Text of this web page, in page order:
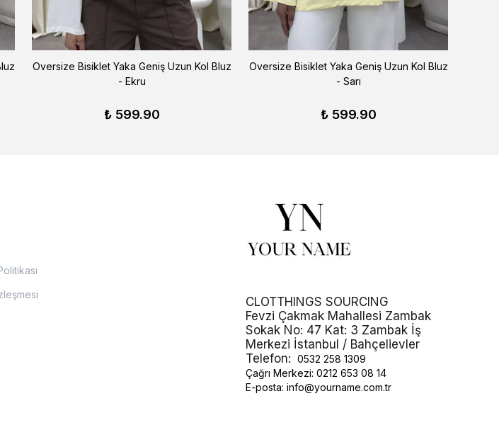
Oversize Bisiklet Yaka Geniş Uzun Kol Bluz
- Ekru
₺ 599.90
Oversize Bisiklet Yaka Geniş Uzun Kol Bluz
- Sarı
₺ 599.90
CLOTTHINGS SOURCING
Fevzi Çakmak Mahallesi Zambak
Sokak No: 47 Kat: 3 Zambak İş
Merkezi İstanbul / Bahçelievler
Telefon: 0532 258 1309
Çağrı Merkezi: 0212 653 08 14
E-posta: info@yourname.com.tr